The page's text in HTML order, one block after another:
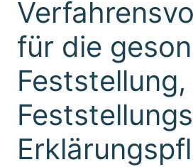
für die
Feststellung,